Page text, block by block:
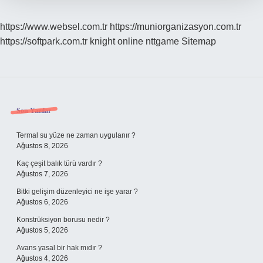
https://www.websel.com.tr https://muniorganizasyon.com.tr
https://softpark.com.tr knight online nttgame Sitemap
Sidebar
Son Yazılar
Termal su yüze ne zaman uygulanır ?
Ağustos 8, 2026
Kaç çeşit balık türü vardır ?
Ağustos 7, 2026
Bitki gelişim düzenleyici ne işe yarar ?
Ağustos 6, 2026
Konstrüksiyon borusu nedir ?
Ağustos 5, 2026
Avans yasal bir hak mıdır ?
Ağustos 4, 2026